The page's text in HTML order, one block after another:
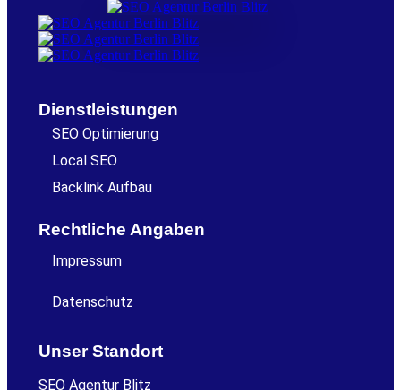
Dienstleistungen
SEO Optimierung
Local SEO
Backlink Aufbau
Rechtliche Angaben
Impressum
Datenschutz
Unser Standort
SEO Agentur Blitz